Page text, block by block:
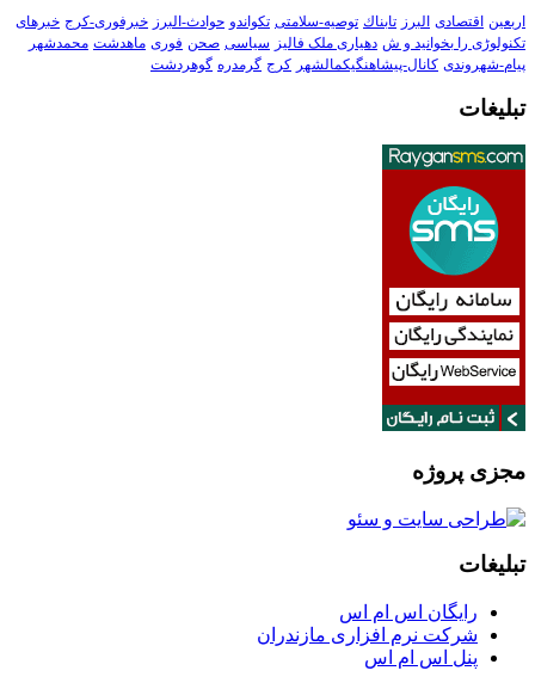
اربعین اقتصادی البرز تابناك توصیه-سلامتی تکواندو حوادث-البرز خبرفوری-کرج خبرهای
تکنولوڑی را بخوانید و ش دهیاری ملک فالیز سیاسی صحن فوری ماهدشت محمدشهر
پیام-شهروندی کانال-پیشاهنگیکمالشهر کرج گرمدره گوهردشت
تبلیغات
مجزی پروژه
تبلیغات
رایگان اس ام اس
شرکت نرم افزاری مازندران
پنل اس ام اس